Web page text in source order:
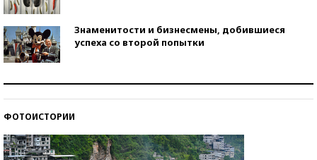
Знаменитости и бизнесмены, добившиеся
успеха со второй попытки
ФОТОИСТОРИИ